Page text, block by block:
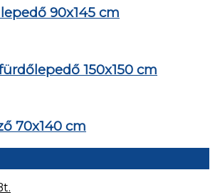
90x145 cm
150x150 cm
70x140 cm